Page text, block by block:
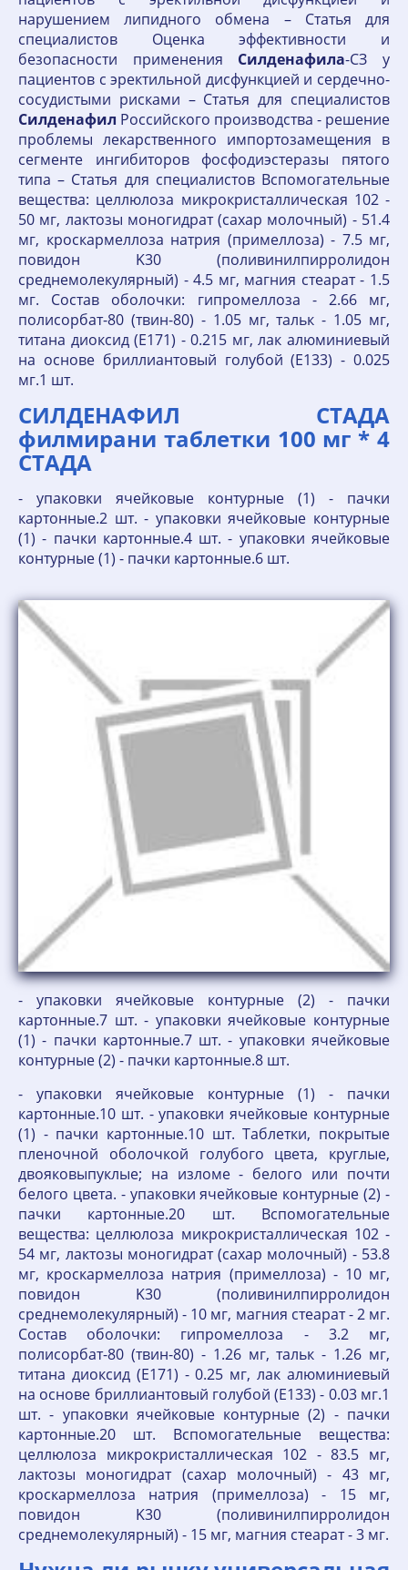
нарушением липидного обмена – Статья для
специалистов Оценка эффективности и
безопасности применения Силденафила-СЗ у
пациентов с эректильной дисфункцией и сердечно-
сосудистыми рисками – Статья для специалистов
Силденафил Российского производства - решение
проблемы лекарственного импортозамещения в
сегменте ингибиторов фосфодиэстеразы пятого
типа – Статья для специалистов Вспомогательные
вещества: целлюлоза микрокристаллическая 102 -
50 мг, лактозы моногидрат (сахар молочный) - 51.4
мг, кроскармеллоза натрия (примеллоза) - 7.5 мг,
повидон K30 (поливинилпирролидон
среднемолекулярный) - 4.5 мг, магния стеарат - 1.5
мг. Состав оболочки: гипромеллоза - 2.66 мг,
полисорбат-80 (твин-80) - 1.05 мг, тальк - 1.05 мг,
титана диоксид (E171) - 0.215 мг, лак алюминиевый
на основе бриллиантовый голубой (E133) - 0.025
мг.1 шт.
СИЛДЕНАФИЛ СТАДА
филмирани таблетки 100 мг * 4
СТАДА
- упаковки ячейковые контурные (1) - пачки
картонные.2 шт. - упаковки ячейковые контурные
(1) - пачки картонные.4 шт. - упаковки ячейковые
контурные (1) - пачки картонные.6 шт.
- упаковки ячейковые контурные (2) - пачки
картонные.7 шт. - упаковки ячейковые контурные
(1) - пачки картонные.7 шт. - упаковки ячейковые
контурные (2) - пачки картонные.8 шт.
- упаковки ячейковые контурные (1) - пачки
картонные.10 шт. - упаковки ячейковые контурные
(1) - пачки картонные.10 шт. Таблетки, покрытые
пленочной оболочкой голубого цвета, круглые,
двояковыпуклые; на изломе - белого или почти
белого цвета. - упаковки ячейковые контурные (2) -
пачки картонные.20 шт. Вспомогательные
вещества: целлюлоза микрокристаллическая 102 -
54 мг, лактозы моногидрат (сахар молочный) - 53.8
мг, кроскармеллоза натрия (примеллоза) - 10 мг,
повидон K30 (поливинилпирролидон
среднемолекулярный) - 10 мг, магния стеарат - 2 мг.
Состав оболочки: гипромеллоза - 3.2 мг,
полисорбат-80 (твин-80) - 1.26 мг, тальк - 1.26 мг,
титана диоксид (E171) - 0.25 мг, лак алюминиевый
на основе бриллиантовый голубой (E133) - 0.03 мг.1
шт. - упаковки ячейковые контурные (2) - пачки
картонные.20 шт. Вспомогательные вещества:
целлюлоза микрокристаллическая 102 - 83.5 мг,
лактозы моногидрат (сахар молочный) - 43 мг,
кроскармеллоза натрия (примеллоза) - 15 мг,
повидон K30 (поливинилпирролидон
среднемолекулярный) - 15 мг, магния стеарат - 3 мг.